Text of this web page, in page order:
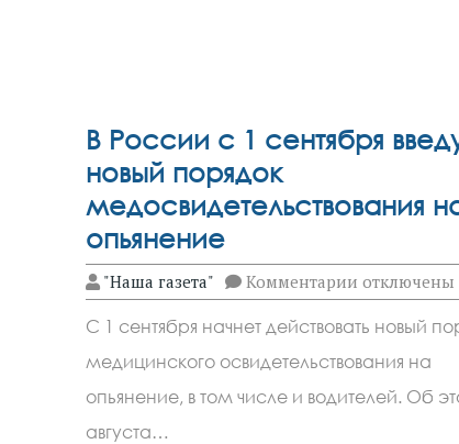
В России с 1 сентября
новый порядок
медосвидетельствования
опьянение
"Наша газета" Комментариик
записи
России
с
1
сентября
введут
отключены
С 1 сентября начнет действовать новый
медицинского освидетельствования на
опьянение, в том числе и водителей. Об
августа…